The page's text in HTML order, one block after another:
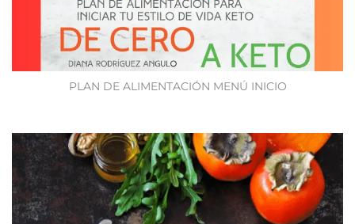
PLAN DE ALIMENTACIÓN MENÚ INICIO